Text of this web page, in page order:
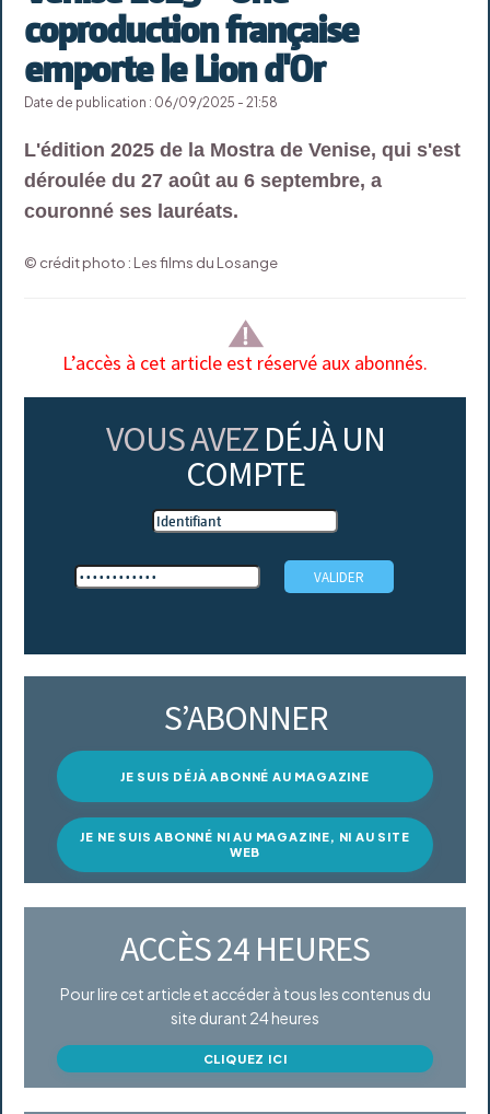
coproduction française
emporte le Lion d'Or
Date de publication : 06/09/2025 - 21:58
L'édition 2025 de la Mostra de Venise, qui s'est
déroulée du 27 août au 6 septembre, a
couronné ses lauréats.
© crédit photo : Les films du Losange
L’accès à cet article est réservé aux abonnés.
VOUS AVEZ DÉJÀ UN
COMPTE
S’ABONNER
JE SUIS DÉJÀ ABONNÉ AU MAGAZINE
JE NE SUIS ABONNÉ NI AU MAGAZINE, NI AU SITE
WEB
ACCÈS 24 HEURES
Pour lire cet article et accéder à tous les contenus du
site durant 24 heures
CLIQUEZ ICI